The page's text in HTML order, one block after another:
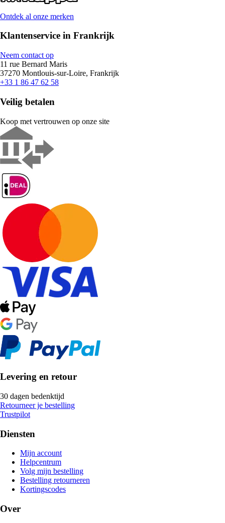
Ontdek al onze merken
Klantenservice in Frankrijk
Neem contact op
11 rue Bernard Maris
37270 Montlouis-sur-Loire, Frankrijk
+33 1 86 47 62 58
Veilig betalen
Koop met vertrouwen op onze site
Levering en retour
30 dagen bedenktijd
Retourneer je bestelling
Trustpilot
Diensten
Mijn account
Helpcentrum
Volg mijn bestelling
Bestelling retourneren
Kortingscodes
Over